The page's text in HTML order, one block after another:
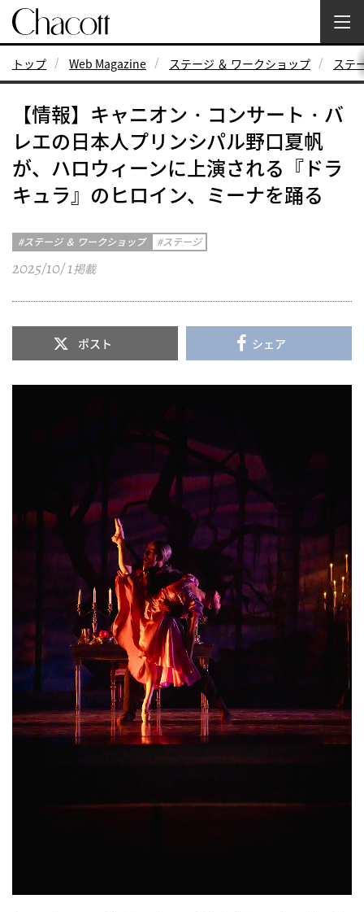
トップ Web Magazine ステージ ＆ ワークショップ ステ
【情報】キャニオン・コンサート・バ
レエの日本人プリンシパル野口夏帆
が、ハロウィーンに上演される『ドラ
キュラ』のヒロイン、ミーナを踊る
ステージ ＆ ワークショップ ステージ
2025/10/ 1掲載
ポスト シェア